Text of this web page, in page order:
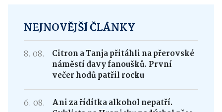
NEJNOVĚJŠÍ ČLÁNKY
8. 08.
Citron a Tanja přitáhli na přerovské
náměstí davy fanoušků. První
večer hodů patřil rocku
6. 08.
Ani za řídítka alkohol nepatří.